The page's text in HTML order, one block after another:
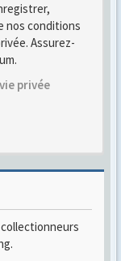
nos conditions
Assurez-
privée